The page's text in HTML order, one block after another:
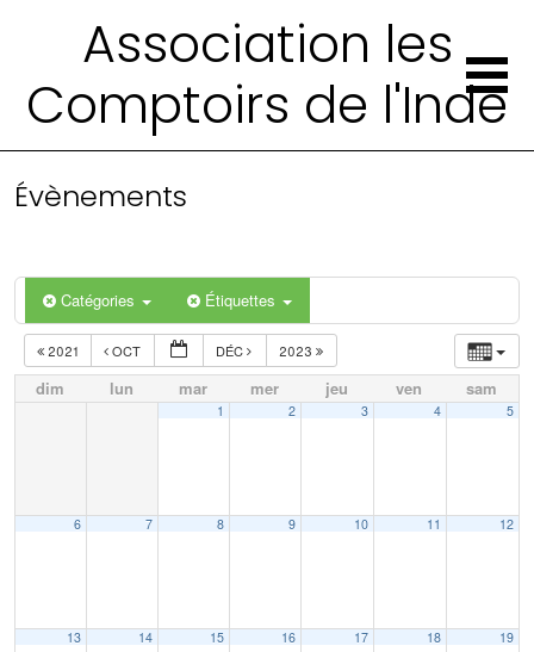
Association les
Comptoirs de l'Inde
Évènements
Catégories Étiquettes
2021 OCT DÉC 2023
dim lun mar mer jeu ven sam
1 2 3 4 5
6 7 8 9 10 11 12
13 14 15 16 17 18 19